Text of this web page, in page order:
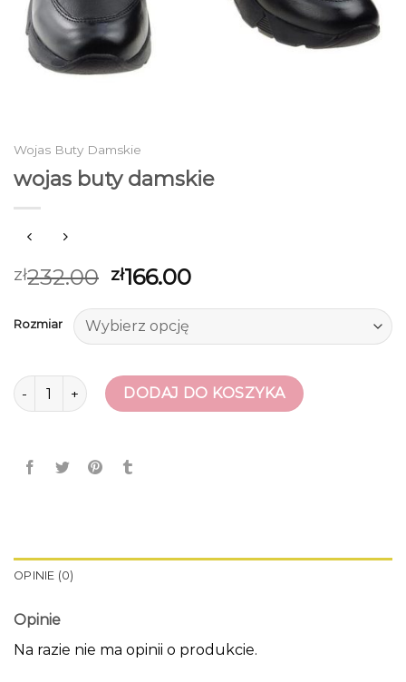
Wojas Buty Damskie
wojas buty damskie
zł232.00 zł166.00
Rozmiar
ilość wojas buty damskieDODAJ DO KOSZYKA
OPINIE (0)
Opinie
Na razie nie ma opinii o produkcie.